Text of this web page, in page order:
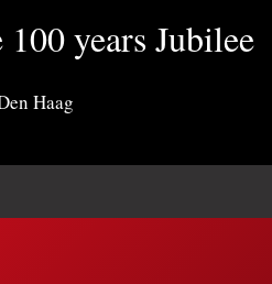
years Jubilee
Haag